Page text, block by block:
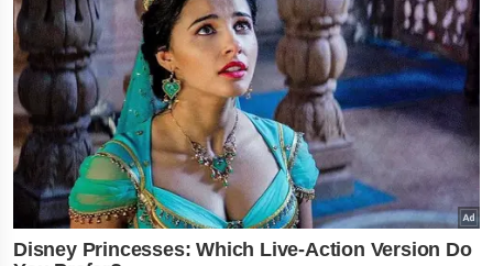
નોકરી-ધંધામાં
રાશિના લોકોને
દિવસ , જાણો તમારું